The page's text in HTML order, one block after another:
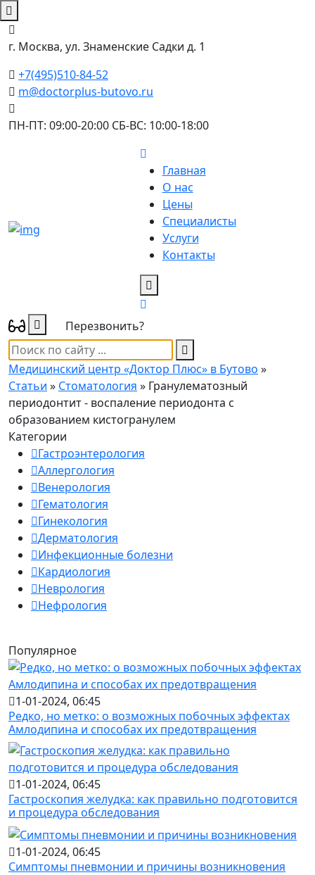
г. Москва, ул. Знаменские Садки д. 1
+7(495)510-84-52
m@doctorplus-butovo.ru
ПН-ПТ: 09:00-20:00 СБ-ВС: 10:00-18:00
Главная
О нас
Цены
Специалисты
Услуги
Контакты
Перезвонить?
Медицинский центр «Доктор Плюс» в Бутово »
Статьи » Стоматология » Гранулематозный
периодонтит - воспаление периодонта с
образованием кистогранулем
Категории
Гастроэнтерология
Аллергология
Венерология
Гематология
Гинекология
Дерматология
Инфекционные болезни
Кардиология
Неврология
Нефрология
Популярное
1-01-2024, 06:45
Редко, но метко: о возможных побочных эффектах
Амлодипина и способах их предотвращения
1-01-2024, 06:45
Гастроскопия желудка: как правильно подготовится
и процедура обследования
1-01-2024, 06:45
Симптомы пневмонии и причины возникновения